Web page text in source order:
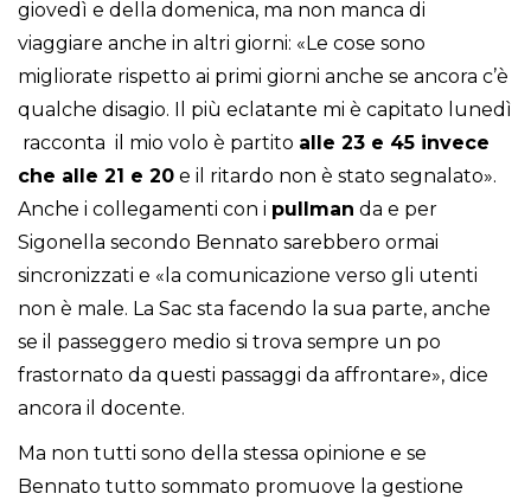
giovedì e della domenica, ma non manca di
viaggiare anche in altri giorni: «Le cose sono
migliorate rispetto ai primi giorni anche se ancora c’è
qualche disagio. Il più eclatante mi è capitato lunedì
 racconta  il mio volo è partito alle 23 e 45 invece
che alle 21 e 20 e il ritardo non è stato segnalato».
Anche i collegamenti con i pullman da e per
Sigonella secondo Bennato sarebbero ormai
sincronizzati e «la comunicazione verso gli utenti
non è male. La Sac sta facendo la sua parte, anche
se il passeggero medio si trova sempre un po
frastornato da questi passaggi da affrontare», dice
ancora il docente.
Ma non tutti sono della stessa opinione e se
Bennato tutto sommato promuove la gestione